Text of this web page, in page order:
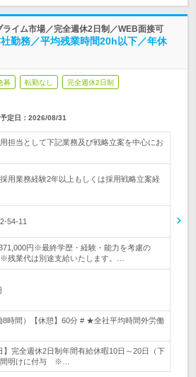
イム市場／完全週休2日制／WEB面接可
勤務／平均残業時間20h以下／年休
募 転勤なし 完全週休2日制
定日： 2026/08/31
担当として下記業務及び戦略立案を中心にお
採用業務経験2年以上もしくは採用戦略立案経
円※最終学歴・経験・能力を考慮の
※残業代は別途支給いたします。…
8時間）【休憩】60分 # ★全社平均時間外労働
】完全週休2日制年間有給休暇10日～20日（下
間明けに付与 ※…